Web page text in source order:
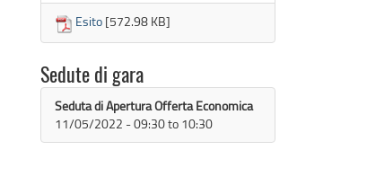
Esito [572.98 KB]
Sedute di gara
Seduta di Apertura Offerta Economica
11/05/2022 -09:30to 10:30